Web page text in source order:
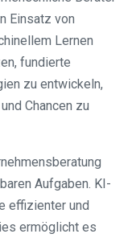
Einsatz von
Lernen
fundierte
zu entwickeln,
Chancen zu
Aufgaben. KI-
effizienter und
ermöglicht es